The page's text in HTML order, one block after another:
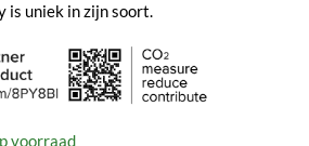
is uniek in zijn soort.
voorraad